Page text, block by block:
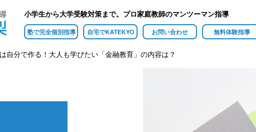
小学生から大学受験対策まで。プロ家庭教師のマンツーマン指導
塾で完全個別指導 自宅でKATEKYO お問い合わせ 無料体験指導
自分で作る！大人も学びたい「金融教育」の内容は？